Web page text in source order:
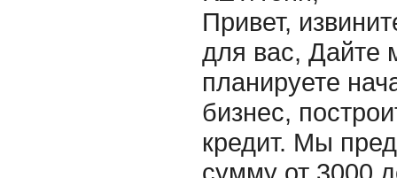
Привет,
для вас, Дайте
планируете
бизнес,
кредит. Мы